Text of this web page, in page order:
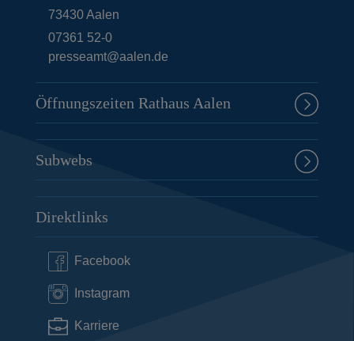
73430Aalen
07361 52-0
presseamt@aalen.de
Öffnungszeiten Rathaus Aalen
Subwebs
Direktlinks
Facebook
Instagram
Karriere